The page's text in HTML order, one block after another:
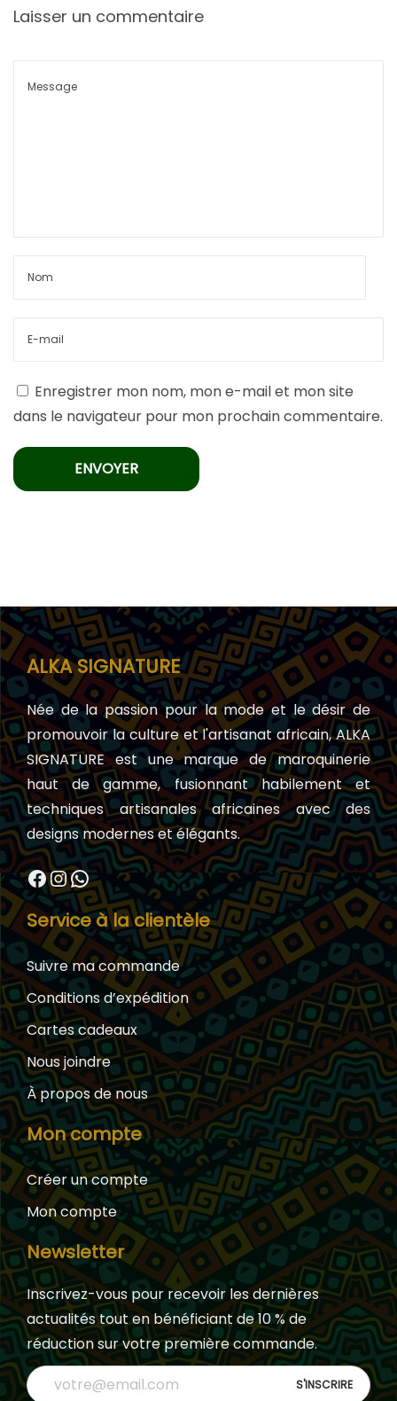
Laisser un commentaire
Enregistrer mon nom, mon e-mail et mon site
dans le navigateur pour mon prochain commentaire.
ALKA SIGNATURE
Née de la passion pour la mode et le désir de
promouvoir la culture et l'artisanat africain, ALKA
SIGNATURE est une marque de maroquinerie
haut de gamme, fusionnant habilement et
techniques artisanales africaines avec des
designs modernes et élégants.
Facebook InstagramWhatsApp
Service à la clientèle
Suivre ma commande
Conditions d’expédition
Cartes cadeaux
Nous joindre
À propos de nous
Mon compte
Créer un compte
Mon compte
Newsletter
Inscrivez-vous pour recevoir les dernières
actualités tout en bénéficiant de 10 % de
réduction sur votre première commande.